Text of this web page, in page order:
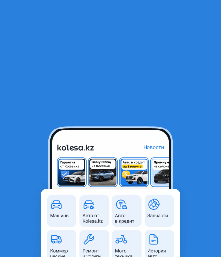
Chevrolet Niva 2013 года
Объявление находится в архиве и может быть
Уральск, Западно-